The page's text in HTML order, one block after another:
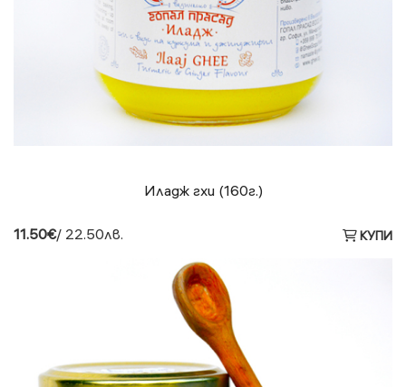
Иладж гхи (160г.)
11.50€/ 22.50лв. КУПИ